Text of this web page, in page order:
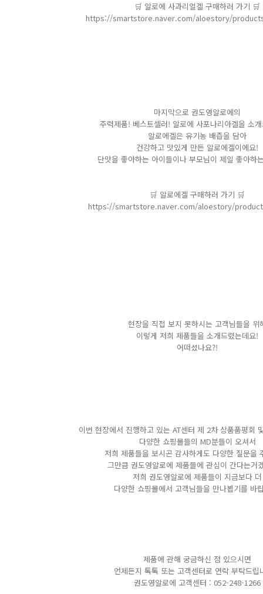
🛒 알로에 사과리얼겔 구매하러 가기 🛒
https://smartstore.naver.com/aloestory/
마지막으로 권도영알로에의
주력제품! 베스트셀러! 알로에 사포나리아겔을 소
알로에겔은 유기농 배즙을 담아
건강하고 맛있게 만든 알로에겔이에요!
단맛을 좋아하는 아이들이나 부모님이 제일 좋아하
🛒 알로에겔 구매하러 가기 🛒
https://smartstore.naver.com/aloestory/
현장을 직접 보지 못하시는 고객님들을 위
이렇게 저희 제품들을 소개드렸는데요!
어떠셨나요?!
이번 현장에서 진행하고 있는 AT센터 제 2차 상품품평회
다양한 쇼핑몰들의 MD분들이 오셔서
저희 제품들을 보시곤 감사하게도 다양한 질문을
그만큼 권도영알로에 제품들에 관심이 간다는거
저희 권도영알로에 제품들이 지금보다 더
다양한 쇼핑몰에서 고객님들을 만나뵙기를 바
제품에 관해 궁금하신 점 있으시면
언제든지 톡톡 또는 고객센터로 연락 부탁드립
권도영알로에 고객센터 : 052-248-1266